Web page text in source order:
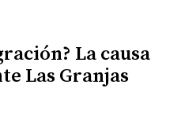
La causa
Las Granjas